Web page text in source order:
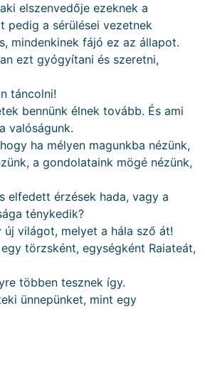
elszenvedője ezeknek a
pedig a sérülései vezetnek
mindenkinek fájó ez az állapot.
ezt gyógyítani és szeretni,
táncolni!
bennünk élnek tovább. És ami
valóságunk.
ha mélyen magunkba nézünk,
a gondolataink mögé nézünk,
elfedett érzések hada, vagy a
ténykedik?
világot, melyet a hála sző át!
törzsként, egységként Raiateát,
többen tesznek így.
ünnepünket, mint egy